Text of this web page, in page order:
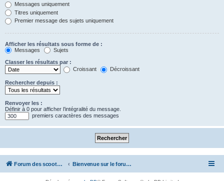
Messages uniquement
Titres uniquement
Premier message des sujets uniquement
Afficher les résultats sous forme de :
Messages
Sujets
Classer les résultats par :
Croissant
Décroissant
Rechercher depuis :
Renvoyer les :
Définir à 0 pour afficher l’intégralité du message.
premiers caractères des messages
Forum des scooters SYM - GTS -MAXSYM - CRUISYM - JOYMAX - Maxsym TL Bienvenue sur le forum des scooters de la gamme SYM